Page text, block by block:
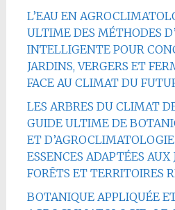
L’EAU EN
ULTIME DES MÉTHODES
INTELLIGENTE POUR
JARDINS, VERGERS ET
FACE AU CLIMAT DU
LES ARBRES DU CLIMAT
GUIDE ULTIME DE
ET
ESSENCES ADAPTÉES AUX
FORÊTS ET TERRITOIRES
BOTANIQUE APPLIQUÉE